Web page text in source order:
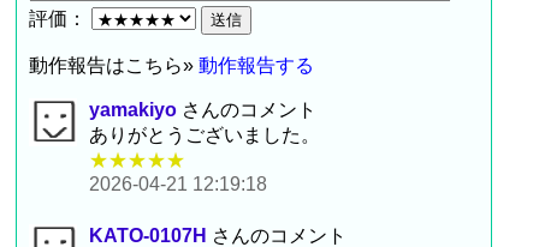
評価：
動作報告はこちら»動作報告する
yamakiyo さんのコメント
ありがとうございました。
★★★★★
2026-04-21 12:19:18
KATO-0107H さんのコメント